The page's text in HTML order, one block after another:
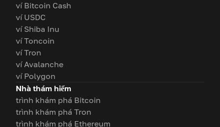
ví Bitcoin Cash
ví USDC
ví Shiba Inu
ví Toncoin
ví Tron
ví Avalanche
ví Polygon
Nhà thám hiểm
trình khám phá Bitcoin
trình khám phá Tron
trình khám phá Ethereum